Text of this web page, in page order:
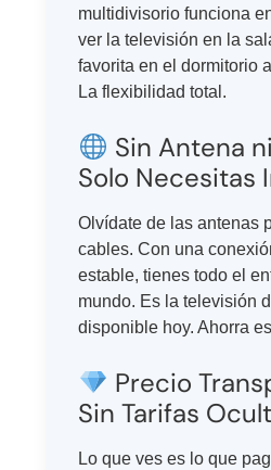
multidivisorio funciona
ver la televisión en la
favorita en el dormitorio
La flexibilidad total.
Sin Antena
Solo Necesitas
Olvídate de las antenas
cables. Con una
estable, tienes todo el
mundo. Es la televisión
disponible hoy. Ahorra
Precio
Sin Tarifas
Lo que ves es lo que